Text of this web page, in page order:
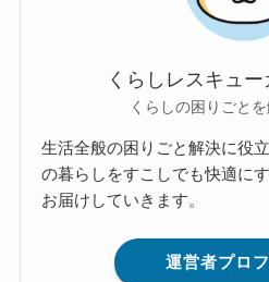
くらしレスキュ
くらしの困りごとを
生活全般の困りごと解決に役
の暮らしをすこしでも快適に
お届けしていきます。
運営者プロ